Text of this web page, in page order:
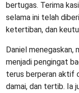
bertugas. Terima
selama ini telah
ketertiban, dan
Daniel menegaskan,
menjadi pengingat
terus berperan aktif
damai, dan tertib. Ia